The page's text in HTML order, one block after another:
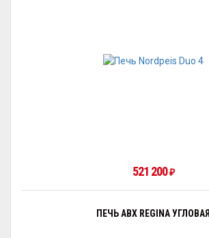
521 200 ₽
ПЕЧЬ ABX REGINA УГЛОВАЯ